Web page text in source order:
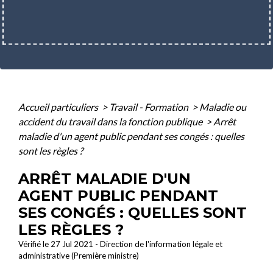
Accueil particuliers > Travail - Formation > Maladie ou
accident du travail dans la fonction publique > Arrêt
maladie d'un agent public pendant ses congés : quelles
sont les règles ?
ARRÊT MALADIE D'UN
AGENT PUBLIC PENDANT
SES CONGÉS : QUELLES SONT
LES RÈGLES ?
Vérifié le 27 Jul 2021 - Direction de l'information légale et
administrative (Première ministre)